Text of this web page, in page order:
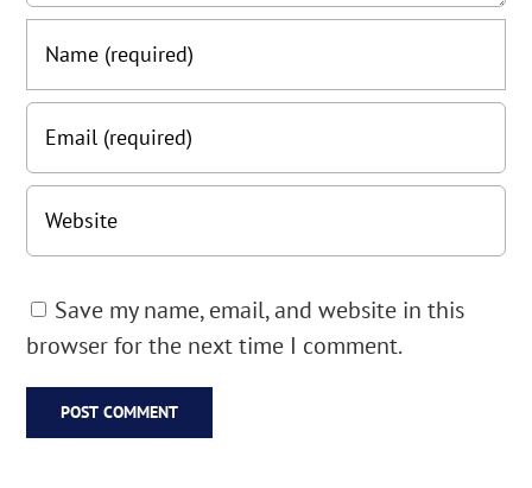
Save my name, email, and website in this
browser for the next time I comment.